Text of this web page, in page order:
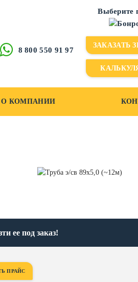
8 800 550 91 97
Выберите
ЗАКАЗАТЬ
О КОМПАНИИ
ее под заказ!
ПРАЙС